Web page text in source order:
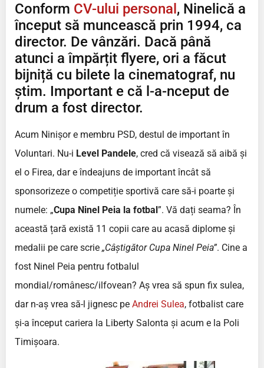
Conform CV-ului personal , Ninelică a
început să muncească prin 1994, ca
director. De vânzări. Dacă până
atunci a împărțit flyere, ori a făcut
bijniță cu bilete la cinematograf, nu
știm. Important e că l-a-nceput de
drum a fost director.
Acum Ninișor e membru PSD, destul de important în
Voluntari. Nu-i Level Pandele, cred că visează să aibă și
el o Firea, dar e îndeajuns de important încât să
sponsorizeze o competiție sportivă care să-i poarte și
numele: „Cupa Ninel Peia la fotbal ”. Vă dați seama? În
această țară există 11 copii care au acasă diplome și
medalii pe care scrie „Câștigător Cupa Ninel Peia”. Cine a
fost Ninel Peia pentru fotbalul
mondial/românesc/ilfovean? Aș vrea să spun fix sulea,
dar n-aș vrea să-l jignesc pe Andrei Sulea, fotbalist care
și-a început cariera la Liberty Salonta și acum e la Poli
Timişoara.